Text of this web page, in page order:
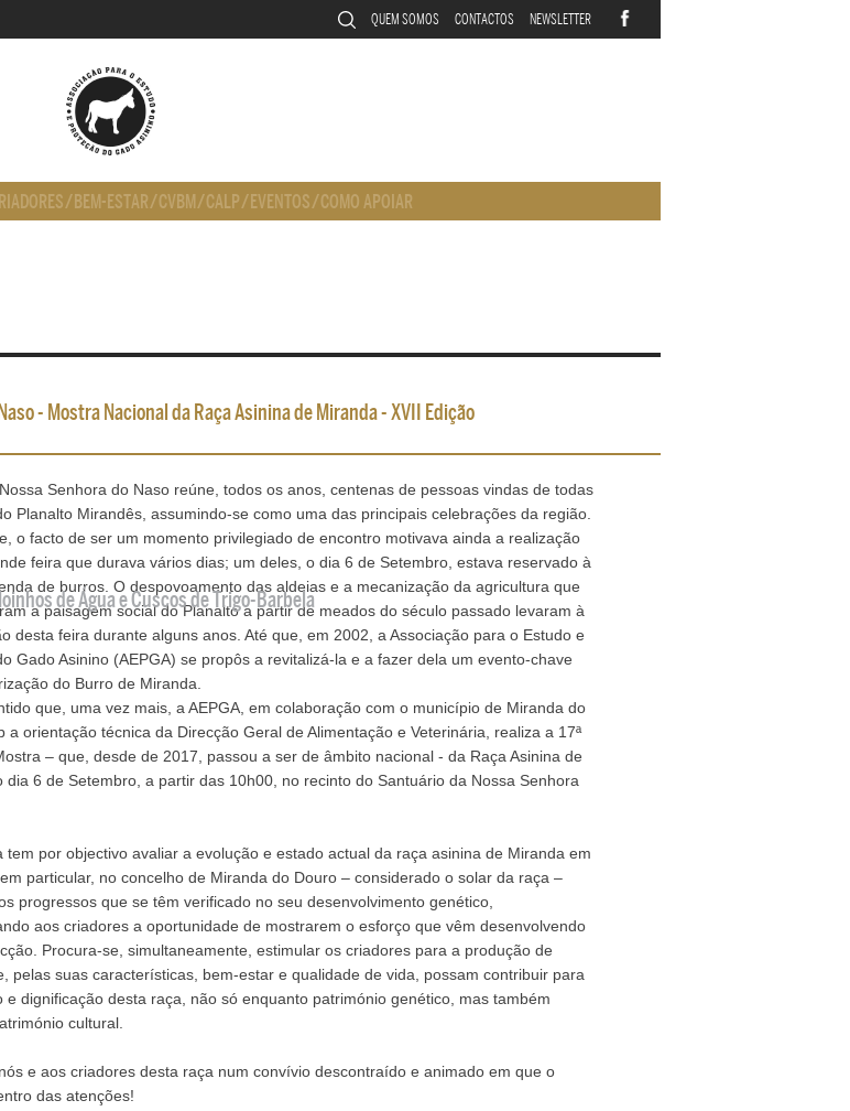
QUEM SOMOS CONTACTOS NEWSLETTER
/ BEM-ESTAR/CVBM/CALP/ EVENTOS/COMO APOIAR
- Mostra Nacional da Raça Asinina de Miranda - XVII Edição
Senhora do Naso reúne, todos os anos, centenas de pessoas vindas de todas
Planalto Mirandês, assumindo-se como uma das principais celebrações da região.
o facto de ser um momento privilegiado de encontro motivava ainda a realização
feira que durava vários dias; um deles, o dia 6 de Setembro, estava reservado à
de burros. O despovoamento das aldeias e a mecanização da agricultura que
a paisagem social do Planalto a partir de meados do século passado levaram à
desta feira durante alguns anos. Até que, em 2002, a Associação para o Estudo e
Gado Asinino (AEPGA) se propôs a revitalizá-la e a fazer dela um evento-chave
do Burro de Miranda.
que, uma vez mais, a AEPGA, em colaboração com o município de Miranda do
a orientação técnica da Direcção Geral de Alimentação e Veterinária, realiza a 17ª
– que, desde de 2017, passou a ser de âmbito nacional - da Raça Asinina de
dia 6 de Setembro, a partir das 10h00, no recinto do Santuário da Nossa Senhora
tem por objectivo avaliar a evolução e estado actual da raça asinina de Miranda em
particular, no concelho de Miranda do Douro – considerado o solar da raça –
progressos que se têm verificado no seu desenvolvimento genético,
aos criadores a oportunidade de mostrarem o esforço que vêm desenvolvendo
Procura-se, simultaneamente, estimular os criadores para a produção de
pelas suas características, bem-estar e qualidade de vida, possam contribuir para
e dignificação desta raça, não só enquanto património genético, mas também
cultural.
e aos criadores desta raça num convívio descontraído e animado em que o
das atenções!
de Água e Cuscos de Trigo-Barbela